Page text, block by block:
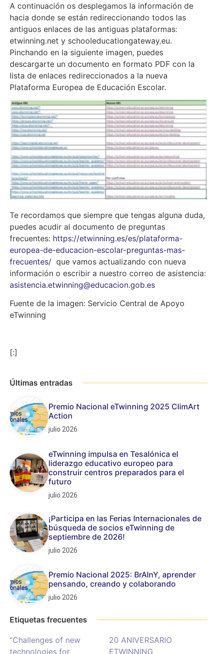
A continuación os desplegamos la información de
hacia donde se están redireccionando todos las
antiguos enlaces de las antiguas plataformas:
etwinning.net y schooleducationgateway.eu.
Pinchando en la siguiente imagen, puedes
descargarte un documento en formato PDF con la
lista de enlaces redireccionados a la nueva
Plataforma Europea de Educación Escolar.
Te recordamos que siempre que tengas alguna duda,
puedes acudir al documento de preguntas
frecuentes: https://etwinning.es/es/plataforma-
europea-de-educacion-escolar-preguntas-mas-
frecuentes/ que vamos actualizando con nueva
información o escribir a nuestro correo de asistencia:
asistencia.etwinning@educacion.gob.es
Fuente de la imagen: Servicio Central de Apoyo
eTwinning
[:]
Últimas entradas
Premio Nacional eTwinning 2025 ClimArt
Action
julio 2026
eTwinning impulsa en Tesalónica el
liderazgo educativo europeo para
construir centros preparados para el
futuro
julio 2026
¡Participa en las Ferias Internacionales de
búsqueda de socios eTwinning de
septiembre de 2026!
julio 2026
Premio Nacional 2025: BrAInY, aprender
pensando, creando y colaborando
julio 2026
Etiquetas frecuentes
“Challenges of new
technologies for
20 ANIVERSARIO
ETWINNING